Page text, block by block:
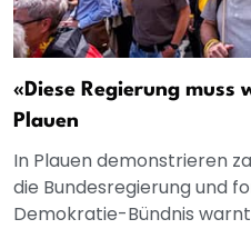
«Diese Regierung muss
Plauen
In Plauen demonstrieren
die Bundesregierung und
Demokratie-Bündnis